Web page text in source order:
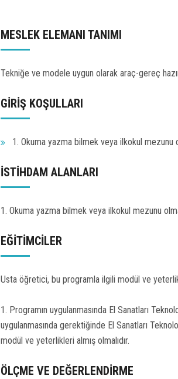
MESLEK ELEMANI TANIMI
Tekniğe ve modele uygun olarak araç-gereç
GİRİŞ KOŞULLARI
1. Okuma yazma bilmek veya ilkokul
İSTİHDAM ALANLARI
1. Okuma yazma bilmek veya ilkokul mezunu
EĞİTİMCİLER
Usta öğretici, bu programla ilgili modül ve
1. Programın uygulanmasında El Sanatları
uygulanmasında gerektiğinde El Sanatları
modül ve yeterlikleri almış olmalıdır.
ÖLÇME VE DEĞERLENDİRME